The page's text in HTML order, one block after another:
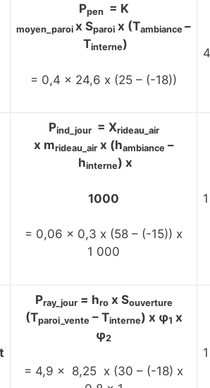
Ppen= K
moyen_paroi x Sparoi x (Tambiance –
Tinterne)
= 0,4 x 24,6 x (25 – (-18))
Pind_jour= Xrideau_air
x mrideau_airx (hambiance –
hinterne) x
1000
= 0,06 x 0,3 x (58 – (-15)) x
1 000
Pray_jour= hrox Souverture
(Tparoi_vente – Tinterne) x φ1 x
φ2
= 4,9 x 8,25 x (30 – (-18) x